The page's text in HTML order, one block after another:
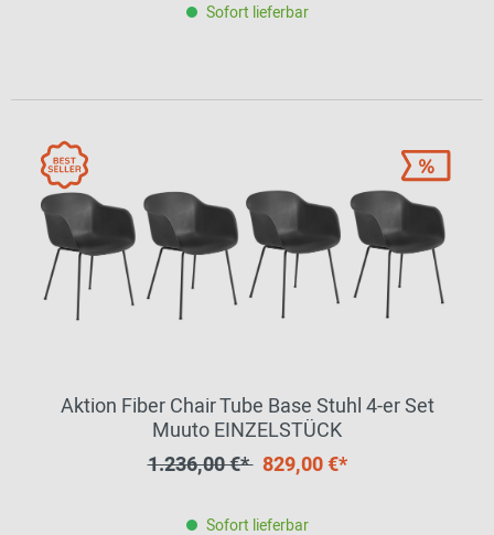
Sofort lieferbar
Aktion Fiber Chair Tube Base Stuhl 4-er Set
Muuto EINZELSTÜCK
1.236,00 €*829,00 €*
Sofort lieferbar